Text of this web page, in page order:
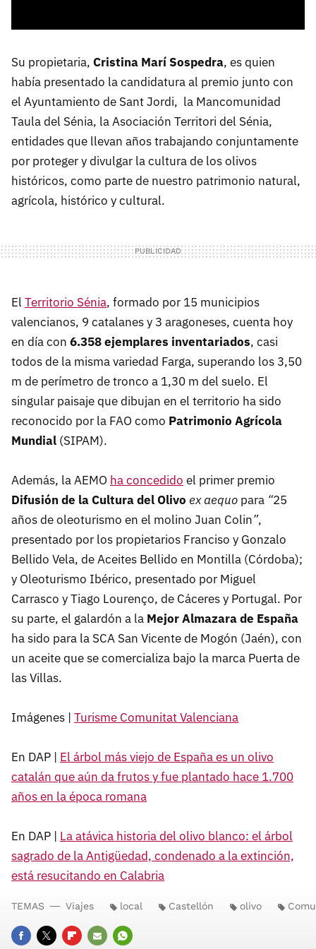
Su propietaria, Cristina Marí Sospedra, es quien
había presentado la candidatura al premio junto con
el Ayuntamiento de Sant Jordi, la Mancomunidad
Taula del Sénia, la Asociación Territori del Sénia,
entidades que llevan años trabajando conjuntamente
por proteger y divulgar la cultura de los olivos
históricos, como parte de nuestro patrimonio natural,
agrícola, histórico y cultural.
El Territorio Sénia, formado por 15 municipios
valencianos, 9 catalanes y 3 aragoneses, cuenta hoy
en día con 6.358 ejemplares inventariados, casi
todos de la misma variedad Farga, superando los 3,50
m de perímetro de tronco a 1,30 m del suelo. El
singular paisaje que dibujan en el territorio ha sido
reconocido por la FAO como Patrimonio Agrícola
Mundial (SIPAM).
Además, la AEMO ha concedido el primer premio
Difusión de la Cultura del Olivo ex aequo para “25
años de oleoturismo en el molino Juan Colin”,
presentado por los propietarios Franciso y Gonzalo
Bellido Vela, de Aceites Bellido en Montilla (Córdoba);
y Oleoturismo Ibérico, presentado por Miguel
Carrasco y Tiago Lourenço, de Cáceres y Portugal. Por
su parte, el galardón a la Mejor Almazara de España
ha sido para la SCA San Vicente de Mogón (Jaén), con
un aceite que se comercializa bajo la marca Puerta de
las Villas.
Imágenes | Turisme Comunitat Valenciana
En DAP | El árbol más viejo de España es un olivo
catalán que aún da frutos y fue plantado hace 1.700
años en la época romana
En DAP | La atávica historia del olivo blanco: el árbol
sagrado de la Antigüedad, condenado a la extinción,
está resucitando en Calabria
TEMAS Viajes local Castellón olivo